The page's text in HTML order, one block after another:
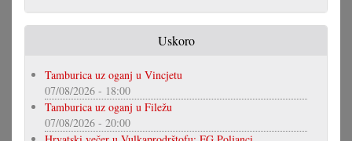
Uskoro
Tamburica uz oganj u Vincjetu
07/08/2026 - 18:00
Tamburica uz oganj u Filežu
07/08/2026 - 20:00